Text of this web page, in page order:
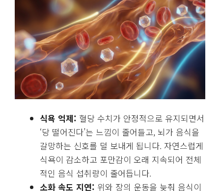
식욕 억제: 혈당 수치가 안정적으로 유지되면서
‘당 떨어진다’는 느낌이 줄어들고, 뇌가 음식을
갈망하는 신호를 덜 보내게 됩니다. 자연스럽게
식욕이 감소하고 포만감이 오래 지속되어 전체
적인 음식 섭취량이 줄어듭니다.
소화 속도 지연: 위와 장의 운동을 늦춰 음식이